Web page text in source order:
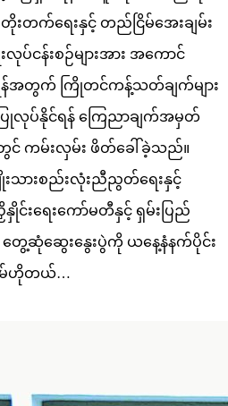
းတက်ရေးနှင့် တည်ငြိမ်အေးချမ်း
ပ်ငန်းစဉ်များအား အကောင်
အတွက် ကြိုတင်ကန့်သတ်ချက်များ
ပြုလုပ်နိုင်ရန် ကြေညာချက်အမှတ်
တွင် ကမ်းလှမ်း ဖိတ်ခေါ်ခဲ့သည်။
သားစည်းလုံးညီညွတ်ရေးနှင့်
ညှိနှိုင်းရေးကော်မတီနှင့် ရှမ်းပြည်
တွေ့ဆုံဆွေးနွေးပွဲကို ယနေ့နံနက်ပိုင်း
မ်ဟိုတယ်…